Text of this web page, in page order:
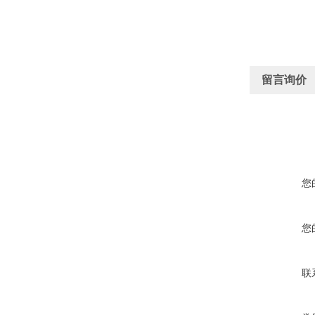
留言询价
您
您
联